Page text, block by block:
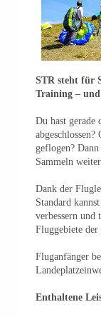
STR steht für
Training – und
Du hast
geflogen?
Sammeln
Dank der
Standard
verbessern und
Fluggebiete der
Fluganfänger
Enthaltene